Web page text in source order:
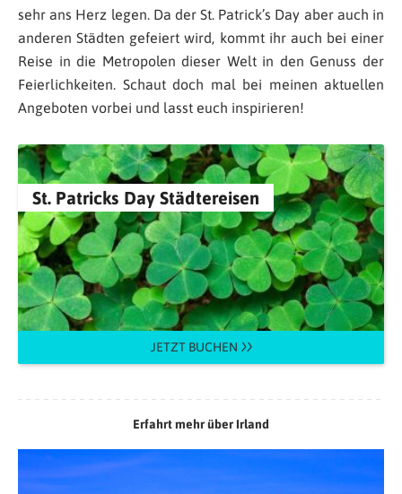
sehr ans Herz legen. Da der St. Patrick’s Day aber auch in
anderen Städten gefeiert wird, kommt ihr auch bei einer
Reise in die Metropolen dieser Welt in den Genuss der
Feierlichkeiten. Schaut doch mal bei meinen aktuellen
Angeboten vorbei und lasst euch inspirieren!
St. Patricks Day Städtereisen
JETZT BUCHEN
Erfahrt mehr über Irland